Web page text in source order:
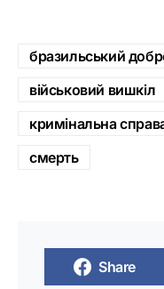
бразильський
військовий вишкіл
кримінальна
смерть
Share